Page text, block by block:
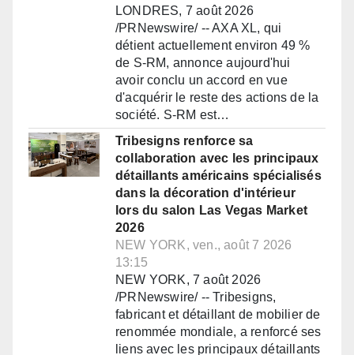
LONDRES, 7 août 2026
/PRNewswire/ -- AXA XL, qui
détient actuellement environ 49 %
de S-RM, annonce aujourd'hui
avoir conclu un accord en vue
d'acquérir le reste des actions de la
société. S-RM est…
Tribesigns renforce sa
collaboration avec les principaux
détaillants américains spécialisés
dans la décoration d'intérieur
lors du salon Las Vegas Market
2026
NEW YORK, ven., août 7 2026
13:15
NEW YORK, 7 août 2026
/PRNewswire/ -- Tribesigns,
fabricant et détaillant de mobilier de
renommée mondiale, a renforcé ses
liens avec les principaux détaillants